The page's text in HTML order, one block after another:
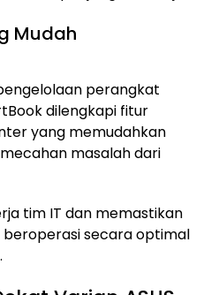
Mudah
perangkat
dilengkapi fitur
yang memudahkan
masalah dari
tim IT dan memastikan
secara optimal